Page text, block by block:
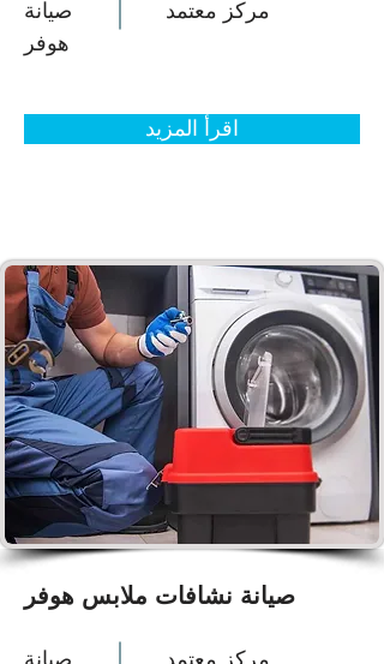
صيانة
هوفر
مركز معتمد
اقرأ المزيد
صيانة نشافات ملابس هوفر
صيانة مركز معتمد